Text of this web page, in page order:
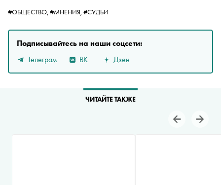
#ОБЩЕСТВО, #МНЕНИЯ, #СУДЬИ
Подписывайтесь на наши соцсети:
Телеграм
ВК Дзен
ЧИТАЙТЕ ТАКЖЕ